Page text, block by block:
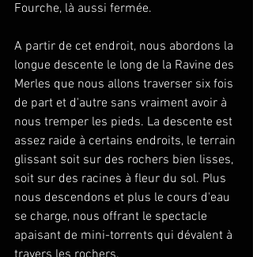
Fourche, là aussi fermée.
A partir de cet endroit, nous abordons la
longue descente le long de la Ravine des
Merles que nous allons traverser six fois
de part et d'autre sans vraiment avoir à
nous tremper les pieds. La descente est
assez raide à certains endroits, le terrain
glissant soit sur des rochers bien lisses,
soit sur des racines à fleur du sol. Plus
nous descendons et plus le cours d'eau
se charge, nous offrant le spectacle
apaisant de mini-torrents qui dévalent à